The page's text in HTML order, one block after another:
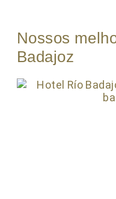
Nossos
Badajoz